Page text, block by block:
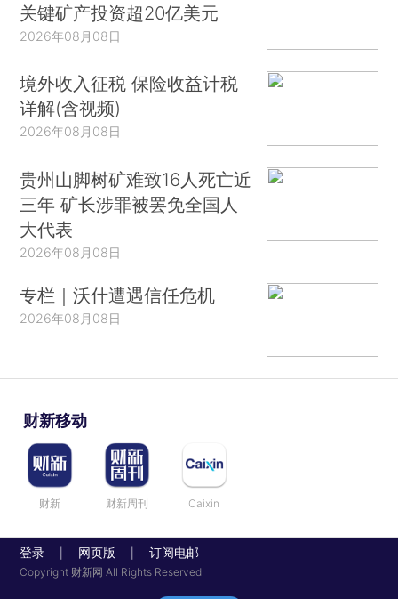
关键矿产投资超20亿美元
2026年08月08日
境外收入征税 保险收益计税
详解(含视频)
2026年08月08日
贵州山脚树矿难致16人死亡近
三年 矿长涉罪被罢免全国人
大代表
2026年08月08日
专栏｜沃什遭遇信任危机
2026年08月08日
财新移动
财新 财新周刊 Caixin
登录 网页版 订阅电邮
Copyright 财新网 All Rights Reserved